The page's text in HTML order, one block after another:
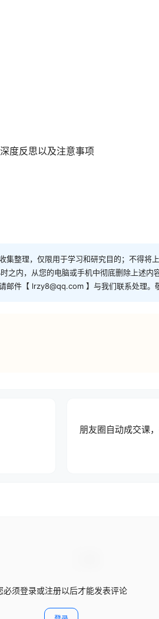
度反思以及注意事项
整理，仅限用于学习和研究目的；不得将
之内，从您的电脑或手机中彻底删除上述
件【 lrzy8@qq.com 】与我们联系处理。
朋友圈自动成交课
必须登录或注册以后才能发表评论